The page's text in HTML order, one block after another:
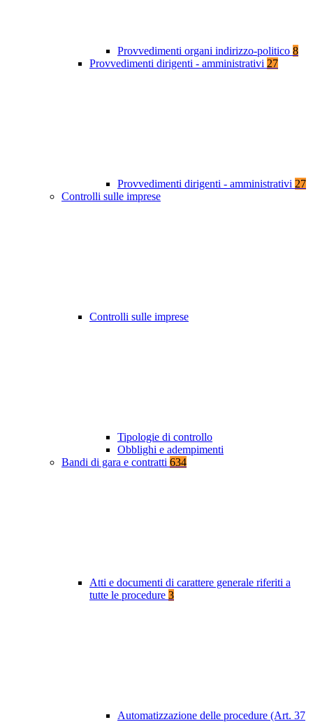
Provvedimenti organi indirizzo-politico 8
Provvedimenti dirigenti - amministrativi 27
Provvedimenti dirigenti - amministrativi 27
Controlli sulle imprese
Controlli sulle imprese
Tipologie di controllo
Obblighi e adempimenti
Bandi di gara e contratti 634
Atti e documenti di carattere generale riferiti a
tutte le procedure 3
Automatizzazione delle procedure (Art. 37